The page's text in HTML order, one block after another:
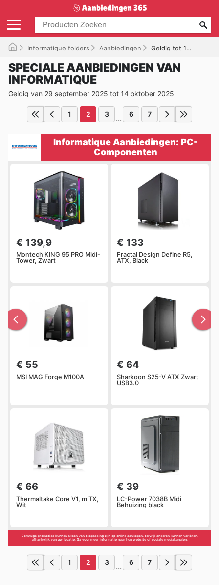
Informatique folders Aanbiedingen Geldig tot 14-10-2025
SPECIALE AANBIEDINGEN VAN
INFORMATIQUE
Geldig van 29 september 2025 tot 14 oktober 2025
1 2 3 ... 6 7
Informatique Aanbiedingen: PC-
Componenten
€ 139,9
Montech KING 95 PRO Midi-
Tower, Zwart
€ 133
Fractal Design Define R5,
ATX, Black
€ 55
MSI MAG Forge M100A
€ 64
Sharkoon S25-V ATX Zwart
USB3.0
€ 66
Thermaltake Core V1, mITX,
Wit
€ 39
LC-Power 7038B Midi
Behuizing black
Sommige promoties kunnen alleen van toepassing zijn op online aankopen, terwijl anderen kunnen variëren,
afhankelijk van uw locatie. Ga voor meer informatie naar hun website of sociale mediakanalen.
1 2 3 ... 6 7